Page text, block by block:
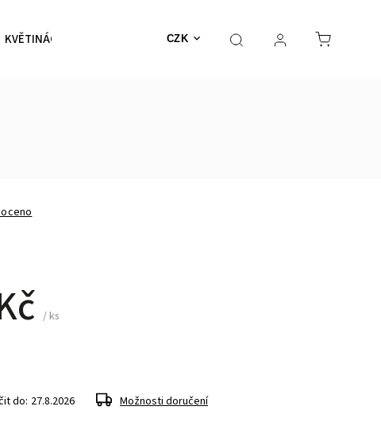
CZK
KVĚTINÁČE NEHOŘLAVÉ Výprodej MECHY
/ ks
do: 27.8.2026 Možnosti doručení